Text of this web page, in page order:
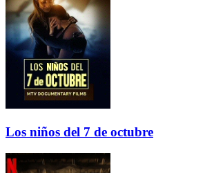
Los niños del 7 de octubre